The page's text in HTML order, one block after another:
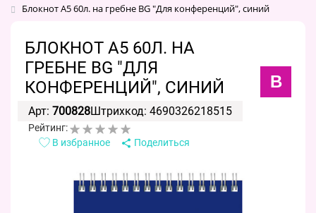
Блокнот А5 60л. на гребне BG "Для конференций", синий
БЛОКНОТ А5 60Л. НА
ГРЕБНЕ BG "ДЛЯ
КОНФЕРЕНЦИЙ", СИНИЙ
B
Арт: 700828Штрихкод: 4690326218515
Рейтинг:
В избранное
Поделиться